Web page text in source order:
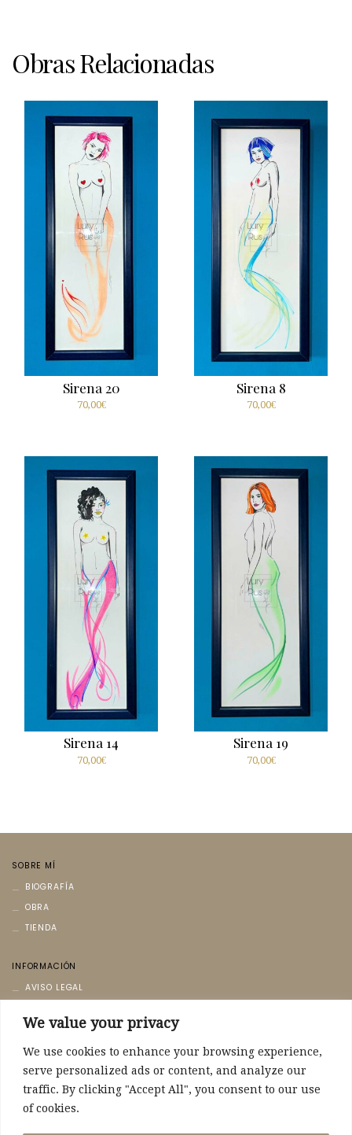
We value your privacy
We use cookies to enhance your browsing experience,
serve personalized ads or content, and analyze our
traffic. By clicking "Accept All", you consent to our use
of cookies.
Obras Relacionadas
Sirena 20
70,00€
Sirena 8
70,00€
Sirena 14
70,00€
Sirena 19
70,00€
SOBRE MÍ
BIOGRAFÍA
OBRA
TIENDA
INFORMACIÓN
AVISO LEGAL
POLÍTICA DE COOKIES
CONTACTO
CONTACTO
POLÍTICA DE ENVÍO